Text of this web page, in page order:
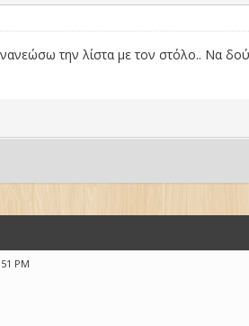
την λίστα με τον στόλο.. Να
PM